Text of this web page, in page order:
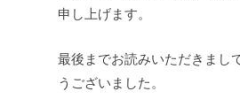
申し上げます。
最後までお読みいただきまし
うございました。